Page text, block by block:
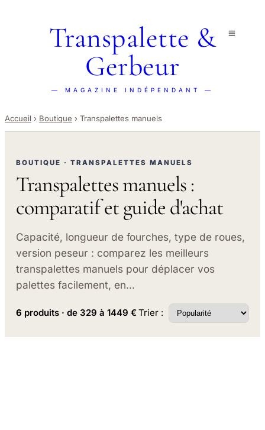
Transpalette &
Gerbeur
— MAGAZINE INDÉPENDANT —
Accueil › Boutique › Transpalettes manuels
BOUTIQUE · TRANSPALETTES MANUELS
Transpalettes manuels :
comparatif et guide d'achat
Capacité, longueur de fourches, type de roues,
version peseur : comparez les meilleurs
transpalettes manuels pour déplacer vos
palettes facilement, en…
6 produits · de 329 à 1449 €Trier :